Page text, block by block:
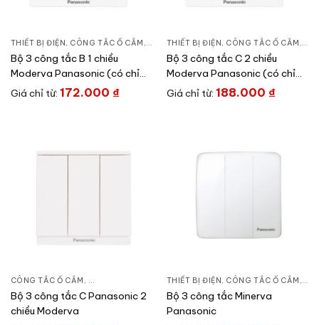
THIẾT BỊ ĐIỆN , CÔNG TẮC Ổ CẮM , DÒNG MODERVA
Bộ 3 công tắc B 1 chiều
Moderva Panasonic (có chỉ
báo)
Giá chỉ từ: 172.000 ₫
THIẾT BỊ ĐIỆN , CÔNG TẮC Ổ CẮM ,
Bộ 3 công tắc C 2 chiều
Moderva Panasonic (có chỉ
báo)
Giá chỉ từ: 188.000 ₫
CÔNG TẮC Ổ CẮM , DÒNG MODERVA THIẾT BỊ ĐIỆN
Bộ 3 công tắc C Panasonic 2
chiều Moderva
THIẾT BỊ ĐIỆN, CÔNG TẮC Ổ CẮM ,
Bộ 3 công tắc Minerva
Panasonic